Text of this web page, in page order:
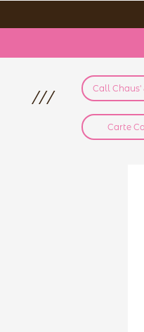
/// Call Chaus'
Carte